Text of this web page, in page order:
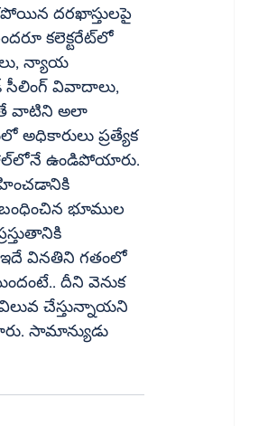
దరఖాస్తులపై
కలెక్టరేట్‌లో
న్యాయ
అధికారులు ప్రత్యేక
ఇదే వినతిని గతంలో
సామాన్యుడు